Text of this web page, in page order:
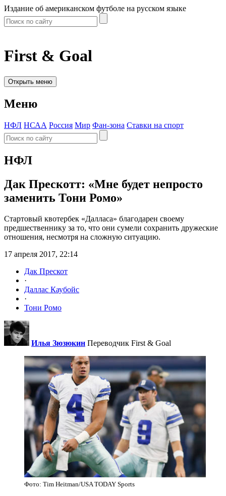
Издание об американском футболе на русском языке
First & Goal
Открыть меню
Меню
НФЛ НСАА Россия Мир Фан-зона Ставки на спорт
НФЛ
Дак Прескотт: «Мне будет непросто
заменить Тони Ромо»
Стартовый квотербек «Далласа» благодарен своему
предшественнику за то, что они сумели сохранить дружеские
отношения, несмотря на сложную ситуацию.
17 апреля 2017, 22:14
Дак Прескот
·
Даллас Каубойс
·
Тони Ромо
Илья Зюзюкин Переводчик First & Goal
Фото: Tim Heitman/USA TODAY Sports